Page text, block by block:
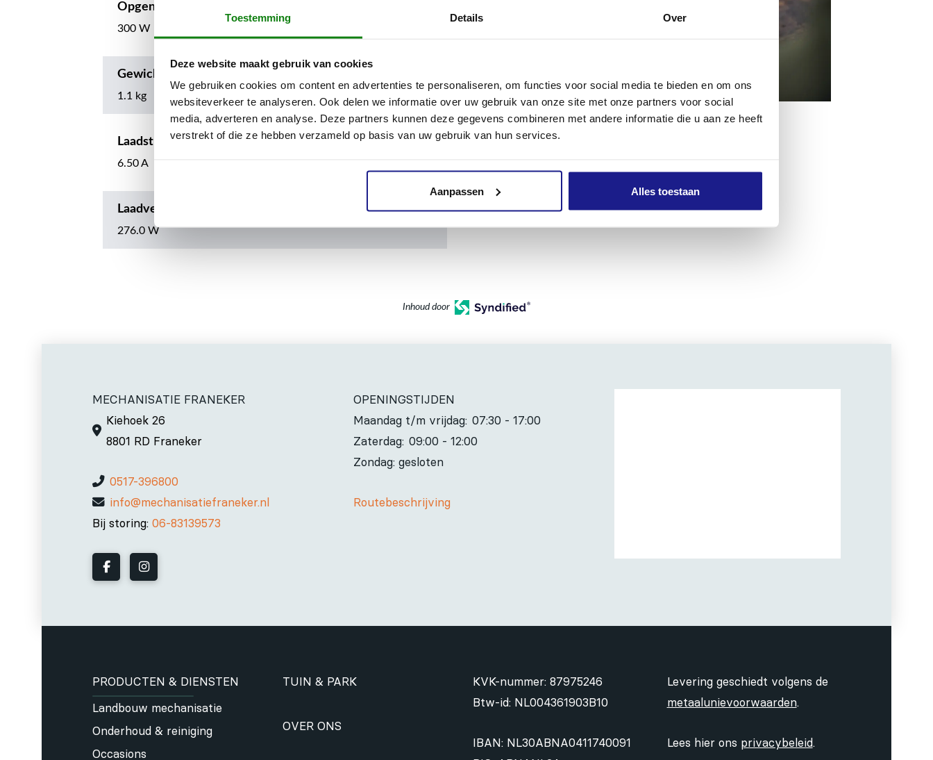
Toestemming Details Over
Deze website maakt gebruik van cookies
We gebruiken cookies om content en advertenties te personaliseren, om functies voor social media te bieden en om ons
websiteverkeer te analyseren. Ook delen we informatie over uw gebruik van onze site met onze partners voor social
media, adverteren en analyse. Deze partners kunnen deze gegevens combineren met andere informatie die u aan ze heeft
verstrekt of die ze hebben verzameld op basis van uw gebruik van hun services.
Aanpassen Alles toestaan
Opgenomen vermogen
300 W
Gewicht
1.1 kg
Laadstroom
6.50 A
Laadvermogen
276.0 W
Inhoud door
MECHANISATIE FRANEKER
Kiehoek 26
8801 RD Franeker
0517-396800
info@mechanisatiefraneker.nl
Bij storing:06-83139573
OPENINGSTIJDEN
Maandag t/m vrijdag: 07:30 - 17:00
Zaterdag: 09:00 - 12:00
Zondag: gesloten
Routebeschrijving
PRODUCTEN & DIENSTEN
Landbouw mechanisatie
Onderhoud & reiniging
Occasions
TUIN & PARK
OVER ONS
KVK-nummer: 87975246
Btw-id: NL004361903B10
IBAN: NL30ABNA0411740091
Levering geschiedt volgens de
metaalunievoorwaarden.
Lees hier ons privacybeleid.